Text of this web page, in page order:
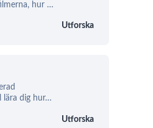
hur …
Utforska
lära dig hur…
Utforska